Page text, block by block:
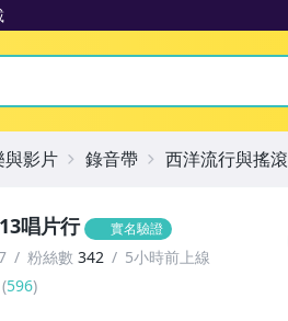
唱片行 實名驗證
粉絲數 342
5小時前上線
(596)
與影片 錄音帶 西洋流行與搖滾